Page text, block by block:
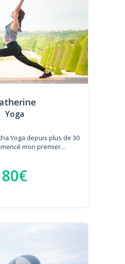
Yoga
Yoga depuis plus de 30
mon premier...
80€